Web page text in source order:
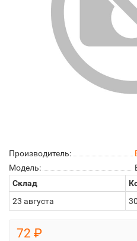
Производитель:
Модель:
Склад
23 августа
30
72 ₽